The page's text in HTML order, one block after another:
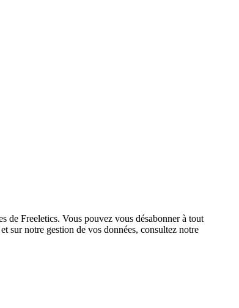
de Freeletics. Vous pouvez vous désabonner à tout
sur notre gestion de vos données, consultez notre